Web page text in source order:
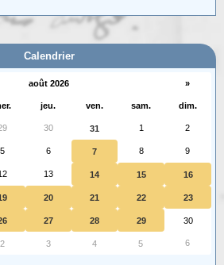
permet de situer facilement une commune
Calendrier
août 2026 »
jeu. ven. sam. dim.
30 31 1 2
5 6 7 8 9
13 14 15 16
20 21 22 23
27 28 29 30
2 3 4 5 6